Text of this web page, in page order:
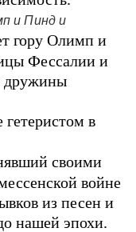
и Пинд и
гору Олимп и
Фессалии и
дружины
в
своими
войне
из песен и
нашей эпохи.